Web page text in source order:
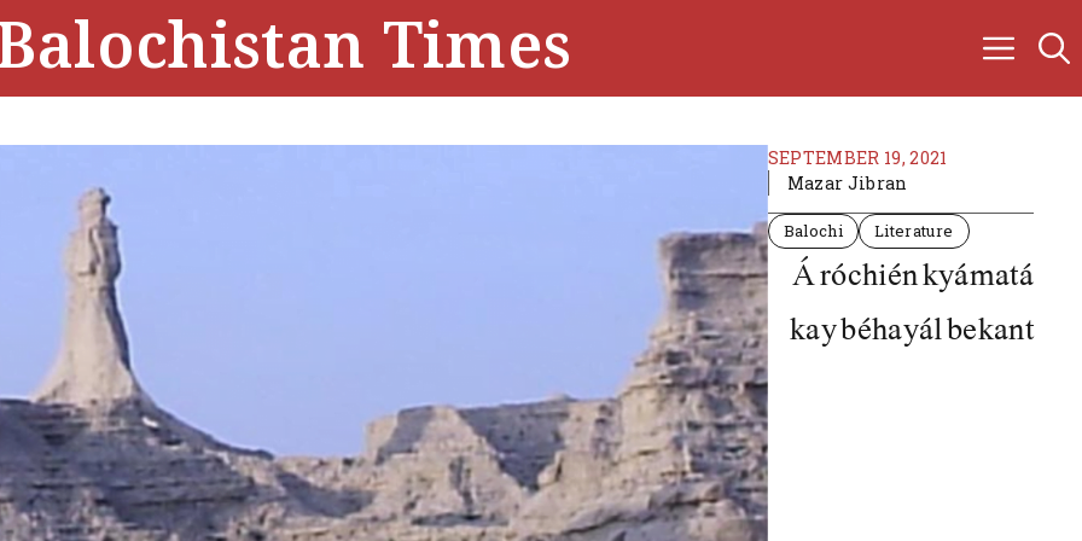
Times
SEPTEMBER 19, 2021
Mazar Jibran
Balochi Literature
Á róchién kyámatá
kay béhayál bekant